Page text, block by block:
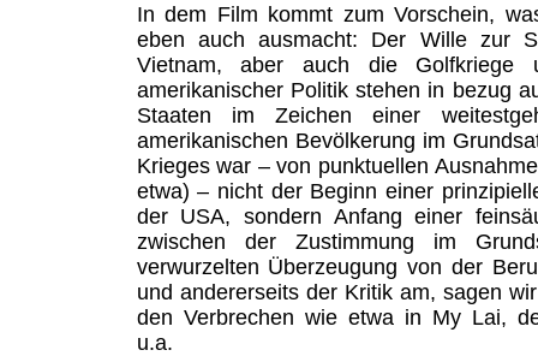
In dem Film kommt zum Vorschein,
eben auch ausmacht: Der Wille zur
Vietnam, aber auch die Golfkriege
amerikanischer Politik stehen in bezug
Staaten im Zeichen einer
amerikanischen Bevölkerung im
Krieges war – von punktuellen
etwa) – nicht der Beginn einer
der USA, sondern Anfang einer
zwischen der Zustimmung im
verwurzelten Überzeugung von der
und andererseits der Kritik am, sagen
den Verbrechen wie etwa in My Lai,
u.a.